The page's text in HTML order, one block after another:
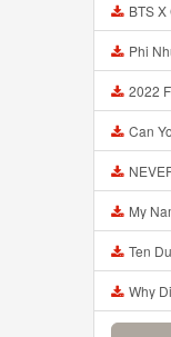
BTS X Coldplay
Phi Nhung QU
2022 Ford
Can You Guess
NEVER
My Name Is
Ten Duel
Why Did I Say